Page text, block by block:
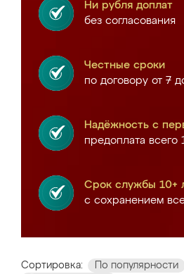
Ни рубля доплат
без согласования
Честные сроки
по договору от 7
Надёжность с
предоплата всего
Срок службы 10+
с сохранением
Сортировка: По популярности